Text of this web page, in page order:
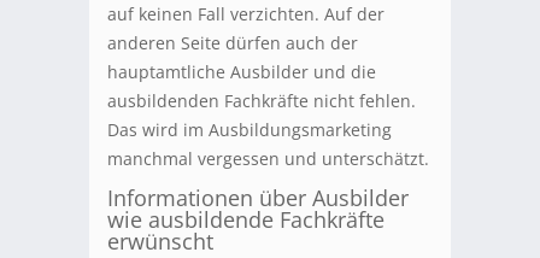
auf keinen Fall verzichten. Auf der
anderen Seite dürfen auch der
hauptamtliche Ausbilder und die
ausbildenden Fachkräfte nicht fehlen.
Das wird im Ausbildungsmarketing
manchmal vergessen und unterschätzt.
Informationen über Ausbilder
wie ausbildende Fachkräfte
erwünscht